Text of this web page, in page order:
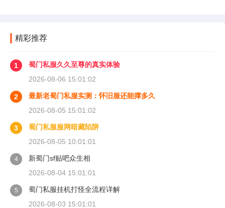
精彩推荐
1
蜀门私服久久至尊的真实体验
2026-08-06 15:01:02
2
最新老蜀门私服实测：怀旧服还能撑多久
2026-08-05 15:01:02
3
蜀门私服服网暗藏陷阱
2026-08-05 10:01:01
4
新蜀门sf贴吧众生相
2026-08-04 15:01:01
5
蜀门私服挂机打怪全流程详解
2026-08-03 15:01:01